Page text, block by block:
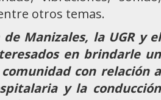
otros temas.
Manizales, la UGR y el
en brindarle un
con relación a
y la conducción